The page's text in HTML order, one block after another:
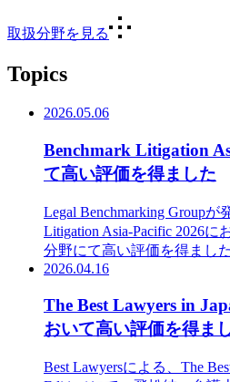
取扱分野を見る
Topics
2026.05.06
Benchmark Litigation
て高い評価を得ました
Legal Benchmarking Groupが
Litigation Asia-Pacific 2026
分野にて高い評価を得ました
2026.04.16
The Best Lawyers in
おいて高い評価を得ま
Best Lawyersによる、The